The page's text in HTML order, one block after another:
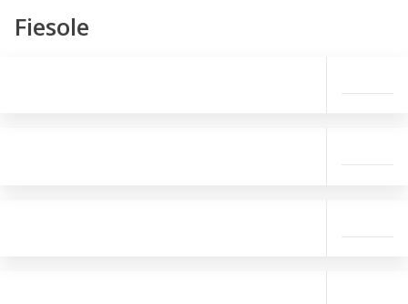
Fiesole